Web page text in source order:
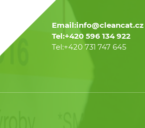
Email:info@cleancat.cz
Tel:+420 596 134 922
Tel:+420 731 747 645